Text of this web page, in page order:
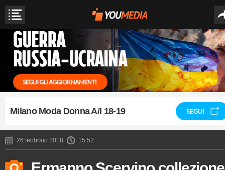
Milano Moda Donna A/I 18-19 SEGUI
26 febbraio 2018 15:52